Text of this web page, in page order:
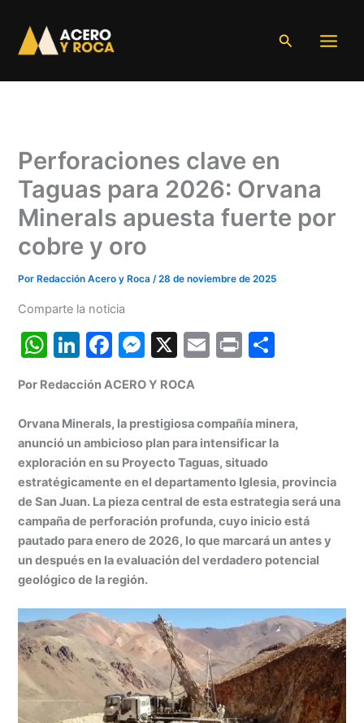
contenido
Buscar
Perforaciones clave en
Taguas para 2026: Orvana
Minerals apuesta fuerte por
cobre y oro
Por Redacción Acero y Roca/28 de noviembre de 2025
Comparte la noticia
W
at
s
A
p
p
Li
n
k
e
dI
n
F
c
e
b
o
o
k
M
s
s
e
n
g
er
X
E
l
Pr
p
ar
tir
Por Redacción ACERO Y ROCA
Orvana Minerals, la prestigiosa compañía minera,
anunció un ambicioso plan para intensificar la
exploración en su Proyecto Taguas, situado
estratégicamente en el departamento Iglesia, provincia
de San Juan. La pieza central de esta estrategia será una
campaña de perforación profunda, cuyo inicio está
pautado para enero de 2026, lo que marcará un antes y
un después en la evaluación del verdadero potencial
geológico de la región.